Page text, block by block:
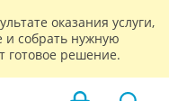
оказания услуги,
и собрать нужную
решение.